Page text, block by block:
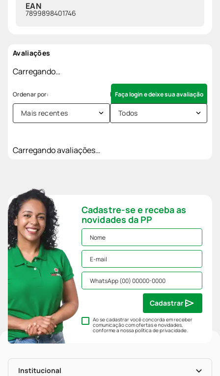
EAN
7899898401746
Avaliações
Carregando…
Faça login e deixe sua avaliação
Mais recentes Todos
Carregando avaliações…
Cadastre-se e receba as
novidades da PP
Ao se cadastrar você concorda em receber
comunicação com ofertas e novidades,
conforme a nossapolítica de privacidade.
Cadastrar
Institucional